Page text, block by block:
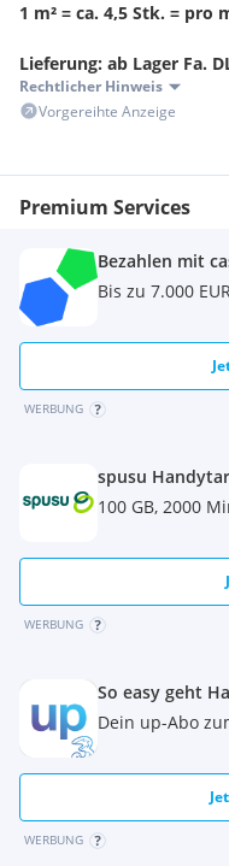
1 m² = ca. 4,5 Stk. = pro
Lieferung: ab Lager Fa.
Hauptstraße 110
8075 Hart bei Graz
Rechtlicher Hinweis
Vorgereihte Anzeige
Premium Services
Bezahlen mit
Bis zu 7.000
WERBUNG
spusu
100 GB, 2000
WERBUNG
So easy geht
Dein up-Abo
WERBUNG